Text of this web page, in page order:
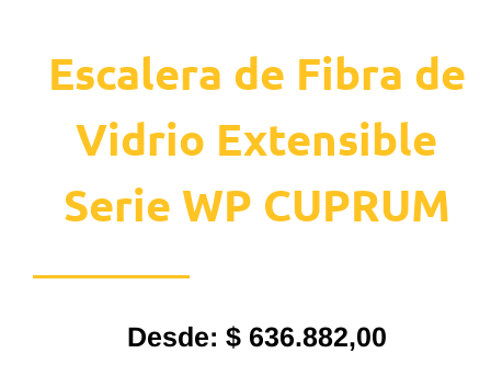
Escalera de Fibra de
Vidrio Extensible
Serie WP CUPRUM
Desde: $636.882,00